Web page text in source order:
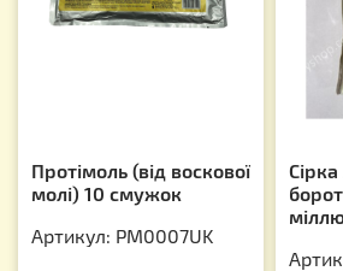
Протімоль (від воскової
молі) 10 смужок
Артикул: PM0007UK